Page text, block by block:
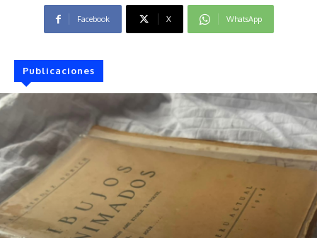
Facebook X WhatsApp
Publicaciones